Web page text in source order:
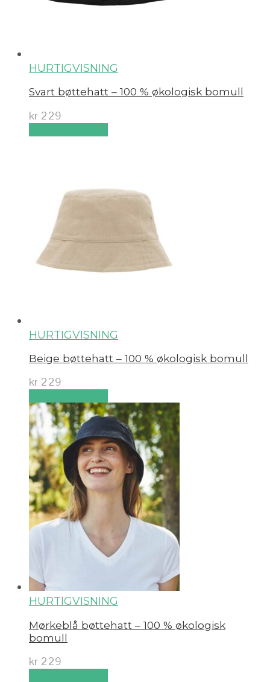
HURTIGVISNING
Svart bøttehatt – 100 % økologisk bomull
kr 229
HURTIGVISNING
Beige bøttehatt – 100 % økologisk bomull
kr 229
HURTIGVISNING
Mørkeblå bøttehatt – 100 % økologisk
bomull
kr 229